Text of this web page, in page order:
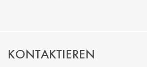
KONTAKTIEREN